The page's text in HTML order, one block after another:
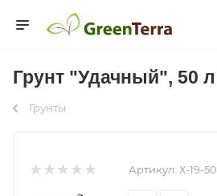
Грунт "Удачный", 50 л
Грунты
Артикул: Х-19-50